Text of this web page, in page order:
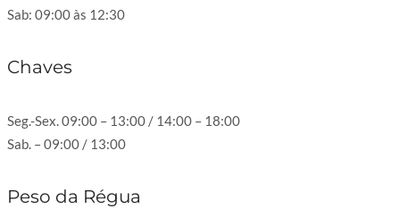
Sab: 09:00 às 12:30
Chaves
Seg.-Sex. 09:00 – 13:00 / 14:00 – 18:00
Sab. – 09:00 / 13:00
Peso da Régua